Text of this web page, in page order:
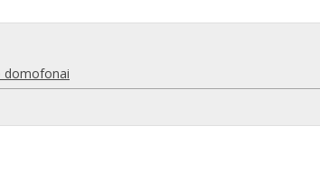
domofonai